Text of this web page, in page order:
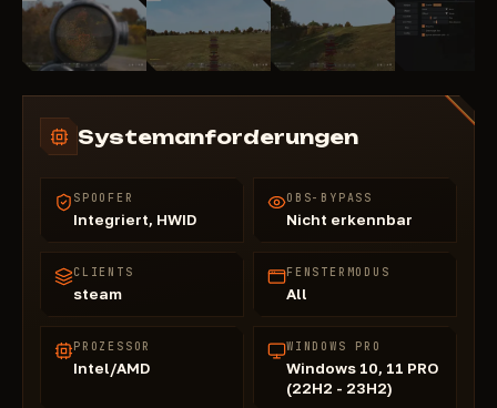
Systemanforderungen
SPOOFER
Integriert, HWID
OBS-BYPASS
Nicht erkennbar
CLIENTS
steam
FENSTERMODUS
All
PROZESSOR
Intel/AMD
WINDOWS PRO
Windows 10, 11 PRO
(22H2 - 23H2)